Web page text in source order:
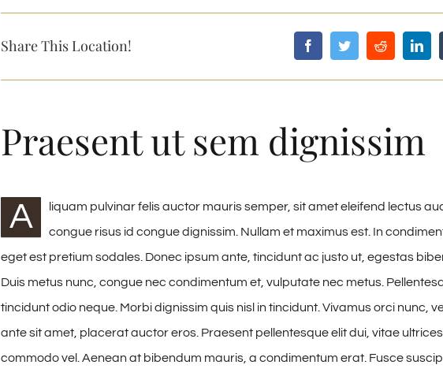
Share This Location!
Praesent ut sem dignissim
A
liquam pulvinar felis auctor mauris semper, sit amet eleifend lectus
congue risus id congue dignissim. Nullam et maximus est. In
eget est pretium sodales. Donec ipsum ante, tincidunt ac justo ut, egestas
Duis metus nunc, congue nec condimentum et, vulputate nec metus.
tincidunt odio neque. Morbi dignissim quis nisl in tincidunt. Vivamus orci nunc,
ante sit amet, placerat auctor eros. Praesent pellentesque elit dui, vitae
commodo vel. Aenean at bibendum mauris, a condimentum erat. Fusce